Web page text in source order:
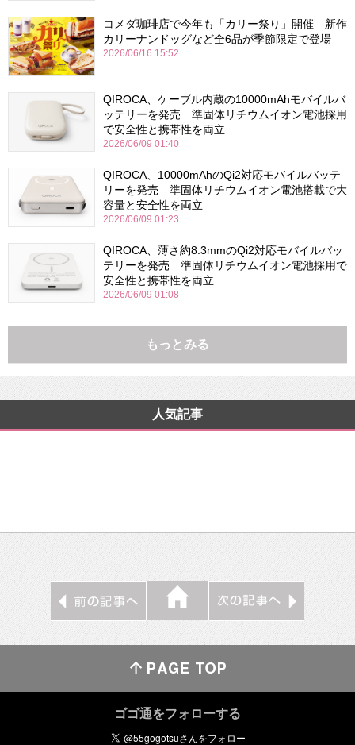
コメダ珈琲店で今年も「カリー祭り」開催 新作
カリーナンドッグなど全6品が季節限定で登場
2026/06/16 15:52
QIROCA、ケーブル内蔵の10000mAhモバイルバ
ッテリーを発売 準固体リチウムイオン電池採用
で安全性と携帯性を両立
2026/06/09 01:40
QIROCA、10000mAhのQi2対応モバイルバッテ
リーを発売 準固体リチウムイオン電池搭載で大
容量と安全性を両立
2026/06/09 01:23
QIROCA、薄さ約8.3mmのQi2対応モバイルバッ
テリーを発売 準固体リチウムイオン電池採用で
安全性と携帯性を両立
2026/06/09 01:08
もっとみる
人気記事
ゴゴ通をフォローする